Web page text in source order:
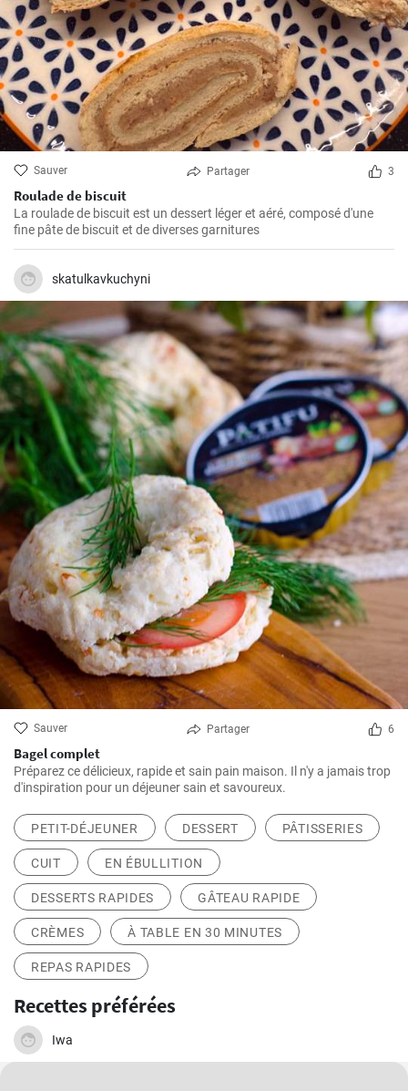
Sauver Partager 3
Roulade de biscuit
La roulade de biscuit est un dessert léger et aéré, composé d'une
fine pâte de biscuit et de diverses garnitures
skatulkavkuchyni
Sauver Partager 6
Bagel complet
Préparez ce délicieux, rapide et sain pain maison. Il n'y a jamais trop
d'inspiration pour un déjeuner sain et savoureux.
PETIT-DÉJEUNER DESSERT PÂTISSERIES
CUIT EN ÉBULLITION
DESSERTS RAPIDES GÂTEAU RAPIDE
CRÈMES À TABLE EN 30 MINUTES
REPAS RAPIDES
Recettes préférées
Iwa